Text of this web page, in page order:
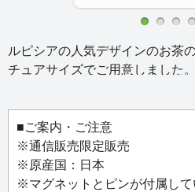
ルピシアの人気デザインのお茶
チュアサイズでご用意しました。
マグネットか缶バッジ、お好き
だけます。
お気に入りのバッグにつけて、
て、お好みのスタイルでお楽し
縁起の良い松竹梅や市松模様、
■ご案内・ご注意
※通信販売限定販売
※原産国：日本
※マグネットとピンが付属して